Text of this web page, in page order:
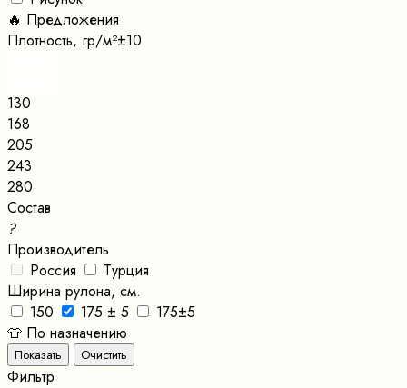
🔥 Предложения
Плотность, гр/м²±10
130
168
205
243
280
Состав
?
Производитель
Россия
Турция
Ширина рулона, см.
150
175 ± 5
175±5
👕 По назначению
Фильтр